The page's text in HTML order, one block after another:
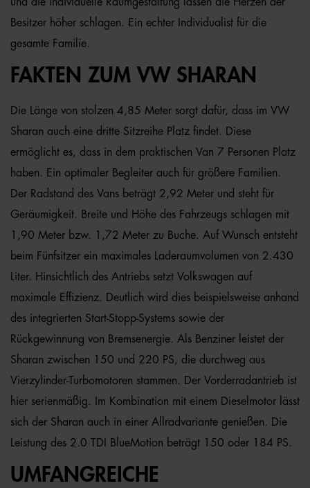
Besitzer höher schlagen. Ein echter Individualist für die
gesamte Familie.
FAKTEN ZUM VW SHARAN
Die Länge von stolzen 4,85 Meter sorgt dafür, dass im VW
Sharan auch eine dritte Sitzreihe Platz findet. Diese
ermöglicht es, dass in dem praktischen Van 7 Personen Platz
haben. Ein optimaler Begleiter auch für größere Familien.
Der Radstand des Vans beträgt 2,92 Meter und steht für
Geräumigkeit. Breite und Höhe des Fahrzeugs schlagen mit
1,90 Meter bzw. 1,72 Meter zu Buche. Auf Wunsch entsteht
beim Fünfsitzer ein maximales Laderaumvolumen von 2.430
Liter. Hinsichtlich des Antriebs setzt Volkswagen auf
maximale Effizienz. Deutlich wird dies beispielsweise anhand
des integrierten Start-Stopp-Systems sowie der
Rückgewinnung von Bremsenergie. Als Benziner leistet der
Sharan zwischen 150 und 220 PS, die durchweg aus
Vierzylinder-Turbomotoren stammen. Der Vorderradantrieb ist
hier serienmäßig. Im Kombination mit einem Dieselmotor lässt
sich der Sharan auch in einer Allradvariante genießen. Die
Leistung des 2.0 TDI BlueMotion beträgt 150 oder 184 PS.
UMFANGREICHE